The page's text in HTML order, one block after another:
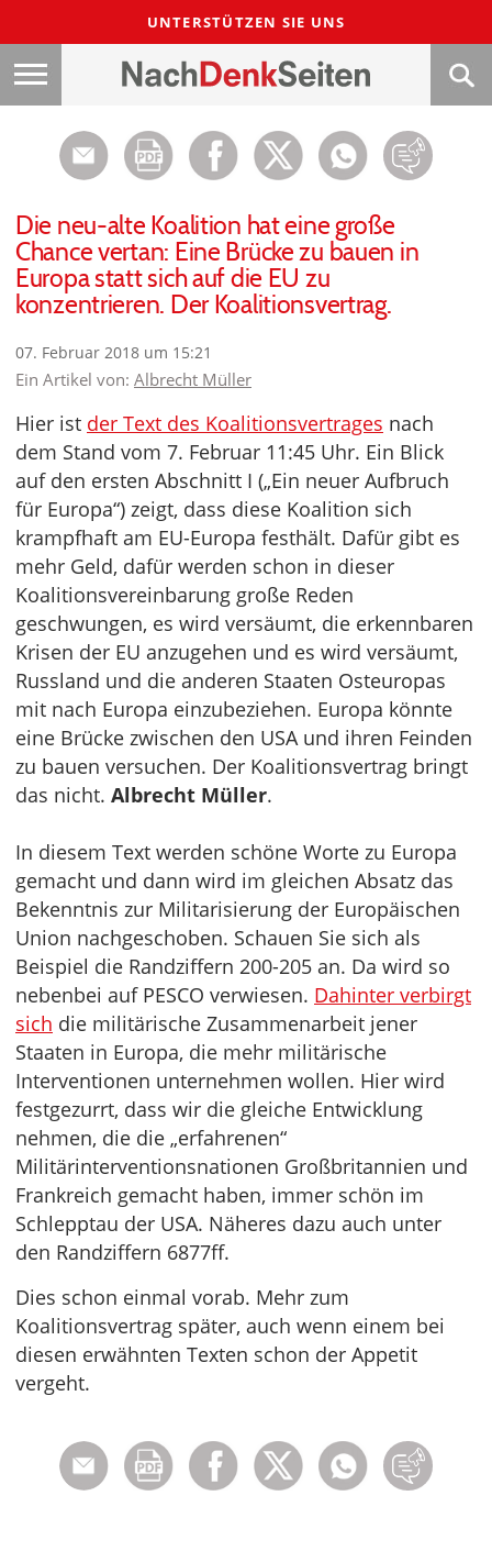
UNTERSTÜTZEN SIE UNS
Die neu-alte Koalition hat eine große
Chance vertan: Eine Brücke zu bauen in
Europa statt sich auf die EU zu
konzentrieren. Der Koalitionsvertrag.
07. Februar 2018 um 15:21
Ein Artikel von: Albrecht Müller
Hier ist der Text des Koalitionsvertrages nach
dem Stand vom 7. Februar 11:45 Uhr. Ein Blick
auf den ersten Abschnitt I („Ein neuer Aufbruch
für Europa“) zeigt, dass diese Koalition sich
krampfhaft am EU-Europa festhält. Dafür gibt es
mehr Geld, dafür werden schon in dieser
Koalitionsvereinbarung große Reden
geschwungen, es wird versäumt, die erkennbaren
Krisen der EU anzugehen und es wird versäumt,
Russland und die anderen Staaten Osteuropas
mit nach Europa einzubeziehen. Europa könnte
eine Brücke zwischen den USA und ihren Feinden
zu bauen versuchen. Der Koalitionsvertrag bringt
das nicht. Albrecht Müller.
In diesem Text werden schöne Worte zu Europa
gemacht und dann wird im gleichen Absatz das
Bekenntnis zur Militarisierung der Europäischen
Union nachgeschoben. Schauen Sie sich als
Beispiel die Randziffern 200-205 an. Da wird so
nebenbei auf PESCO verwiesen. Dahinter verbirgt
sich die militärische Zusammenarbeit jener
Staaten in Europa, die mehr militärische
Interventionen unternehmen wollen. Hier wird
festgezurrt, dass wir die gleiche Entwicklung
nehmen, die die „erfahrenen“
Militärinterventionsnationen Großbritannien und
Frankreich gemacht haben, immer schön im
Schlepptau der USA. Näheres dazu auch unter
den Randziffern 6877ff.
Dies schon einmal vorab. Mehr zum
Koalitionsvertrag später, auch wenn einem bei
diesen erwähnten Texten schon der Appetit
vergeht.